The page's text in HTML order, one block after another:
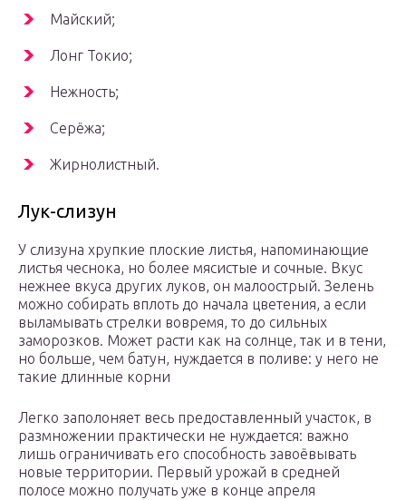
Майский;
Лонг Токио;
Нежность;
Серёжа;
Жирнолистный.
Лук-слизун
У слизуна хрупкие плоские листья, напоминающие
листья чеснока, но более мясистые и сочные. Вкус
нежнее вкуса других луков, он малоострый. Зелень
можно собирать вплоть до начала цветения, а если
выламывать стрелки вовремя, то до сильных
заморозков. Может расти как на солнце, так и в тени,
но больше, чем батун, нуждается в поливе: у него не
такие длинные корни
Легко заполоняет весь предоставленный участок, в
размножении практически не нуждается: важно
лишь ограничивать его способность завоёвывать
новые территории. Первый урожай в средней
полосе можно получать уже в конце апреля